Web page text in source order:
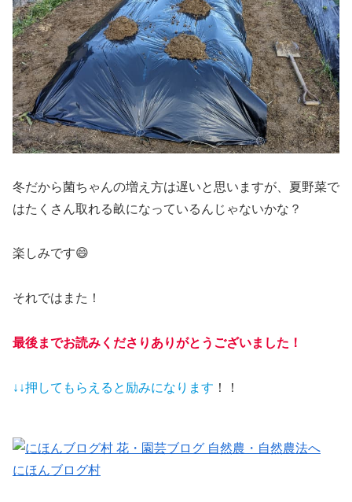
冬だから菌ちゃんの増え方は遅いと思いますが、夏野菜で
はたくさん取れる畝になっているんじゃないかな？
楽しみです😄
それではまた！
最後までお読みくださりありがとうございました！
↓↓押してもらえると 励みになります ！！
にほんブログ村